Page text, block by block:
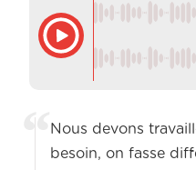
Nous devons
besoin, on fasse